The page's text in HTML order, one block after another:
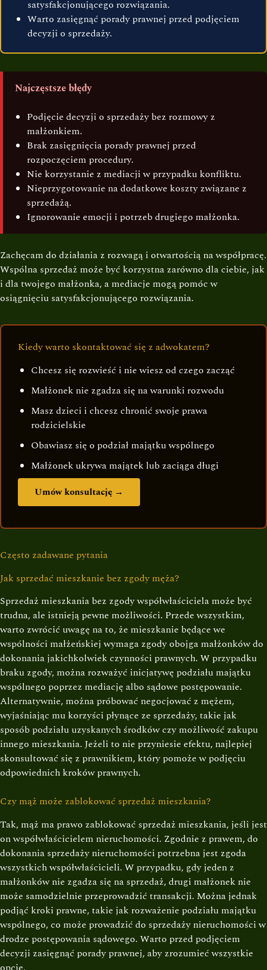
satysfakcjonującego rozwiązania.
Warto zasięgnąć porady prawnej przed podjęciem
decyzji o sprzedaży.
Najczęstsze błędy
Podjęcie decyzji o sprzedaży bez rozmowy z
małżonkiem.
Brak zasięgnięcia porady prawnej przed
rozpoczęciem procedury.
Nie korzystanie z mediacji w przypadku konfliktu.
Nieprzygotowanie na dodatkowe koszty związane z
sprzedażą.
Ignorowanie emocji i potrzeb drugiego małżonka.
Zachęcam do działania z rozwagą i otwartością na współpracę.
Wspólna sprzedaż może być korzystna zarówno dla ciebie, jak
i dla twojego małżonka, a mediacje mogą pomóc w
osiągnięciu satysfakcjonującego rozwiązania.
Kiedy warto skontaktować się z adwokatem?
Chcesz się rozwieść i nie wiesz od czego zacząć
Małżonek nie zgadza się na warunki rozwodu
Masz dzieci i chcesz chronić swoje prawa
rodzicielskie
Obawiasz się o podział majątku wspólnego
Małżonek ukrywa majątek lub zaciąga długi
Umów konsultację →
Często zadawane pytania
Jak sprzedać mieszkanie bez zgody męża?
Sprzedaż mieszkania bez zgody współwłaściciela może być
trudna, ale istnieją pewne możliwości. Przede wszystkim,
warto zwrócić uwagę na to, że mieszkanie będące we
wspólności małżeńskiej wymaga zgody obojga małżonków do
dokonania jakichkolwiek czynności prawnych. W przypadku
braku zgody, można rozważyć inicjatywę podziału majątku
wspólnego poprzez mediację albo sądowe postępowanie.
Alternatywnie, można próbować negocjować z mężem,
wyjaśniając mu korzyści płynące ze sprzedaży, takie jak
sposób podziału uzyskanych środków czy możliwość zakupu
innego mieszkania. Jeżeli to nie przyniesie efektu, najlepiej
skonsultować się z prawnikiem, który pomoże w podjęciu
odpowiednich kroków prawnych.
Czy mąż może zablokować sprzedaż mieszkania?
Tak, mąż ma prawo zablokować sprzedaż mieszkania, jeśli jest
on współwłaścicielem nieruchomości. Zgodnie z prawem, do
dokonania sprzedaży nieruchomości potrzebna jest zgoda
wszystkich współwłaścicieli. W przypadku, gdy jeden z
małżonków nie zgadza się na sprzedaż, drugi małżonek nie
może samodzielnie przeprowadzić transakcji. Można jednak
podjąć kroki prawne, takie jak rozważenie podziału majątku
wspólnego, co może prowadzić do sprzedaży nieruchomości w
drodze postępowania sądowego. Warto przed podjęciem
decyzji zasięgnąć porady prawnej, aby zrozumieć wszystkie